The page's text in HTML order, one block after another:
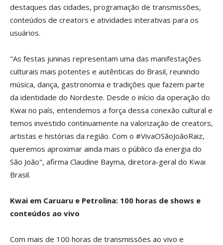
destaques das cidades, programação de transmissões,
conteúdos de creators e atividades interativas para os
usuários.
"As festas juninas representam uma das manifestações
culturais mais potentes e autênticas do Brasil, reunindo
música, dança, gastronomia e tradições que fazem parte
da identidade do Nordeste. Desde o início da operação do
Kwai no país, entendemos a força dessa conexão cultural e
temos investido continuamente na valorização de creators,
artistas e histórias da região. Com o #VivaOSãoJoãoRaiz,
queremos aproximar ainda mais o público da energia do
São João", afirma Claudine Bayma, diretora-geral do Kwai
Brasil.
Kwai em Caruaru e Petrolina: 100 horas de shows e
conteúdos ao vivo
Com mais de 100 horas de transmissões ao vivo e